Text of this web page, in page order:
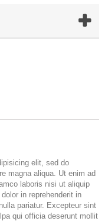
elit, sed do
magna aliqua. Ut enim ad
laboris nisi ut aliquip
in reprehenderit in
pariatur. Excepteur sint
qui officia deserunt mollit